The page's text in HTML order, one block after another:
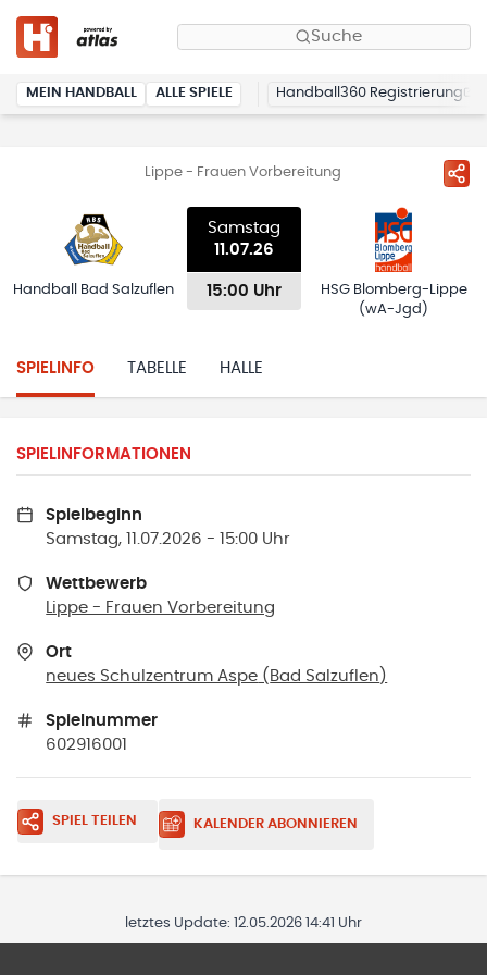
Suche
MEIN HANDBALL ALLE SPIELE Handball360 Registrierung
Lippe - Frauen Vorbereitung
Handball Bad Salzuflen
Samstag
11.07.26
15:00 Uhr
HSG Blomberg-Lippe
(wA-Jgd)
SPIELINFO TABELLE HALLE
SPIELINFORMATIONEN
Spielbeginn
Samstag, 11.07.2026 - 15:00 Uhr
Wettbewerb
Lippe - Frauen Vorbereitung
Ort
neues Schulzentrum Aspe ( Bad Salzuflen )
Spielnummer
602916001
SPIEL TEILEN KALENDER ABONNIEREN
letztes Update: 12.05.2026 14:41 Uhr